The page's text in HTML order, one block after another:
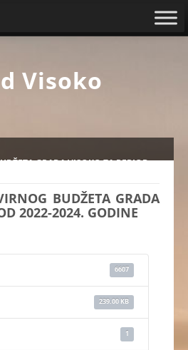
Visoko
GRADA VISOKO ZA PERIOD
BUDŽETA GRADA
2022-2024. GODINE
6607
239.00 KB
1